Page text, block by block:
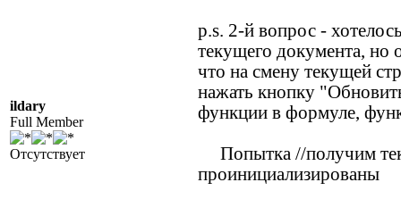
ildary
Full Member
Отсутствует
p.s. 2-й вопрос -
текущего документа, но
что на смену текущей
нажать кнопку
функции в формуле,
Попытка //получим
проинициализированы